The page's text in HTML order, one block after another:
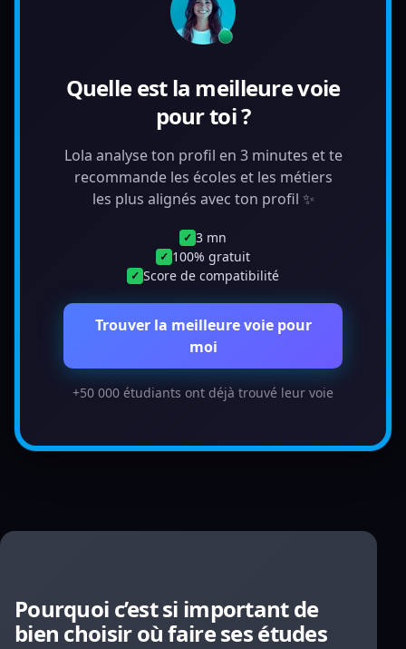
Quelle est la meilleure voie
pour toi ?
Lola analyse ton profil en 3 minutes et te
recommande les écoles et les métiers
les plus alignés avec ton profil ✨
✓ 3 mn
✓ 100% gratuit
✓ Score de compatibilité
Trouver la meilleure voie pour
moi
+50 000 étudiants ont déjà trouvé leur voie
Pourquoi c’est si important de
bien choisir où faire ses études